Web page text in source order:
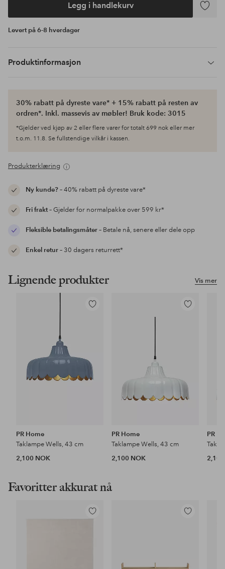
Legg i handlekurv
Legg
Levert på 6-8 hverdager
Produktinformasjon
30% rabatt på dyreste vare* + 15% rabatt på resten av
ordren*. Inkl. massevis av møbler! Bruk kode: 3015
*Gjelder ved kjøp av 2 eller flere varer for totalt 699 nok eller mer
t.o.m. 11.8. Se fullstendige vilkår i kassen.
Produkterklæring
Ny kunde?– 40% rabatt på dyreste vare*
Fri frakt– Gjelder for normalpakke over 599 kr*
Fleksible betalingsmåter– Betale nå, senere eller dele opp
Enkel retur– 30 dagers returrett*
Vis mer
Lignende produkter
Legg
PR Home
Taklampe Wells, 43 cm
2,100 NOK
Legg
PR Home
Taklampe Wells, 43 cm
2,100 NOK
PR
Favoritter akkurat nå
Legg
Legg